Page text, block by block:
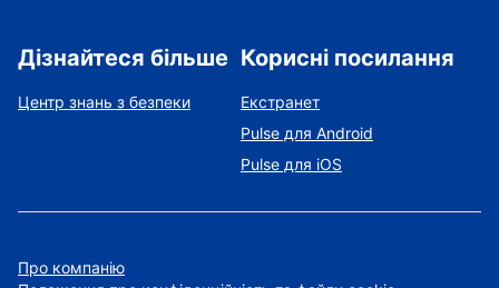
Дізнайтеся більше
Центр знань з безпеки
Корисні посилання
Екстранет
Pulse для Android
Pulse для iOS
Про компанію